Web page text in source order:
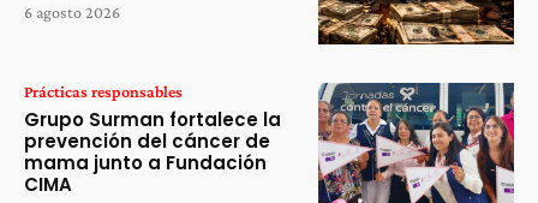
6 agosto 2026
Prácticas responsables
Grupo Surman fortalece la
prevención del cáncer de
mama junto a Fundación
CIMA